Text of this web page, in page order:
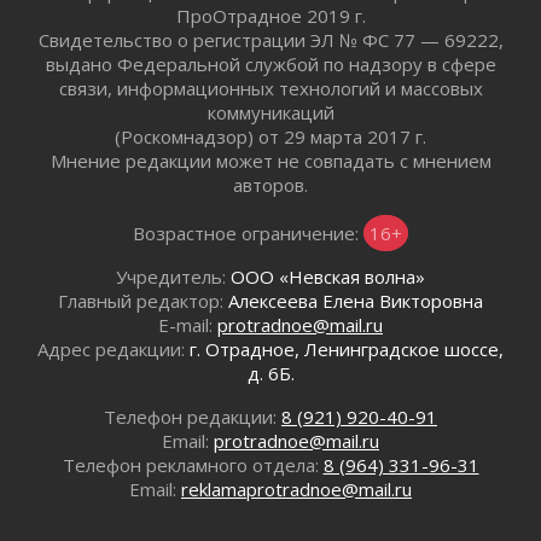
В Ивангороде назвали новых почетных
граждан Ленинградской области
02 августа 2026
Готовность №1
02 августа 2026
Километровые столбы «Дороги жизни»
02 августа 2026
Ленобласть внедрила передовую подготовку
операторов БПЛА
В Ивангороде появилась «Избушка-
02 августа 2026
Юхла, мука, кантеле и Водяной
01 августа 2026
Лето катится с горки
ПроОтрадное 2019 г.
Свидетельство о регистрации ЭЛ № ФС 77 — 69222,
выдано Федеральной службой по надзору в сфере
связи, информационных технологий и массовых
коммуникаций
(Роскомнадзор) от 29 марта 2017 г.
Мнение редакции может не совпадать с мнением
авторов.
Возрастное ограничение: 16+
Учредитель: ООО «Невская волна»
Главный редактор: Алексеева Елена Викторовна
E-mail: protradnoe@mail.ru
Адрес редакции: г. Отрадное, Ленинградское шоссе,
д. 6Б.
Телефон редакции: 8 (921) 920-40-91
Email: protradnoe@mail.ru
Телефон рекламного отдела: 8 (964) 331-96-31
Email: reklamaprotradnoe@mail.ru